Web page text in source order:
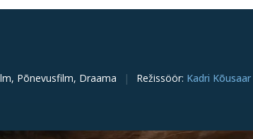
Põnevusfilm, Draama Režissöör: Kadri Kõusaar